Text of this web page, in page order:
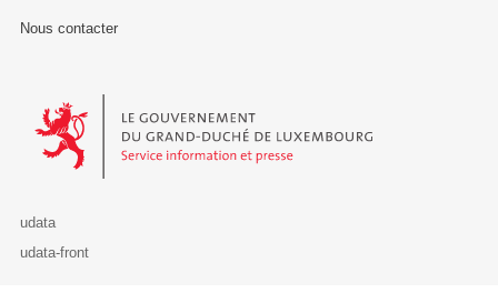
Nous contacter
Le Gouvernement du Grand-Duché de Luxembourg - Service
udata
udata-front